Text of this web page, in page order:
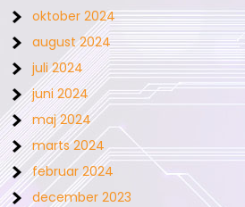
oktober 2024
august 2024
juli 2024
juni 2024
maj 2024
marts 2024
februar 2024
december 2023